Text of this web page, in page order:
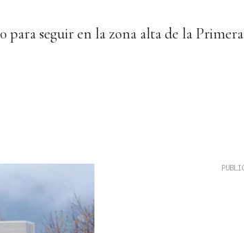
para seguir en la zona alta de la Primera